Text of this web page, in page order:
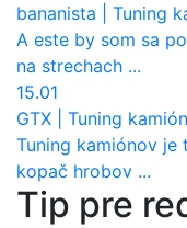
bananista
Tuning
A este by som sa
na strechach ...
15.01
GTX
Tuning kamiónov je
Tuning kamiónov
kopač hrobov ...
Tip pre